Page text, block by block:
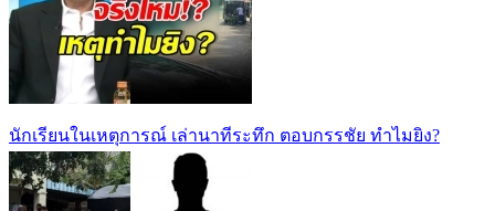
นักเรียนในเหตุการณ์ เล่านาทีระทึก ตอบกรรชัย ทำไมยิง?